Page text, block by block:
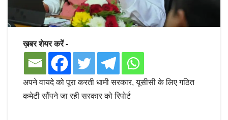
ख़बर शेयर करें -
अपने वायदे को पूरा करती धामी सरकार, यूसीसी के लिए गठित
कमेटी सौंपने जा रही सरकार को रिपोर्ट